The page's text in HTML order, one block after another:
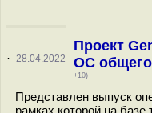
· 28.04.2022
Проект
ОС общего
+10)
Представлен выпуск
рамках которой на